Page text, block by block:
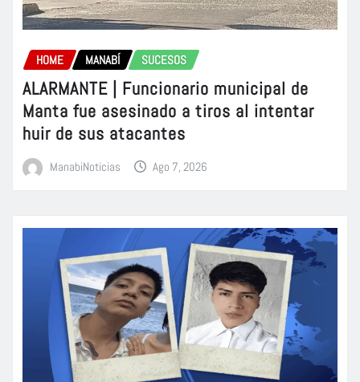
HOME MANABÍ SUCESOS
ALARMANTE | Funcionario municipal de
Manta fue asesinado a tiros al intentar
huir de sus atacantes
ManabiNoticias Ago 7, 2026